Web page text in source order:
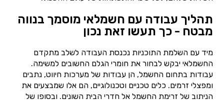
תהליך עבודה עם חשמלאי מוסמך בנווה
מבטח - כך תעשו זאת נכון
מיד עם השלמת התוכניות נכנסת העבודה לשלב מתקדם
החשמלאי יבקש לבחור את חומרי הגלם החשובים למשימה.
עבודות בתחום החשמל, הן עבודות של מערכות חיווט, נתבים
ומפצלי זרמים. כלים טכניים וטכנולוגיים, הם אלו שמבצעים את
הניתוב של זרימת החשמל אל חדרי הבית השונים. ובסופו של